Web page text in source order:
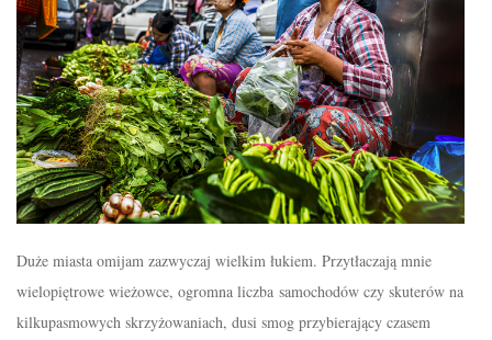
Duże miasta omijam zazwyczaj wielkim łukiem. Przytłaczają mnie
wielopiętrowe wieżowce, ogromna liczba samochodów czy skuterów na
kilkupasmowych skrzyżowaniach, dusi smog przybierający czasem